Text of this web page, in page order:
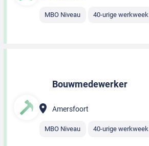
MBO Niveau 40-urige werkweek
Bouwmedewerker
Amersfoort
MBO Niveau 40-urige werkweek